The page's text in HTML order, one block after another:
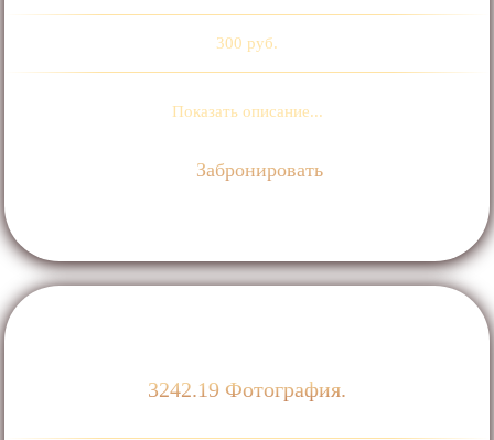
300 руб.
Показать описание...
Забронировать
3242.19 Фотография.